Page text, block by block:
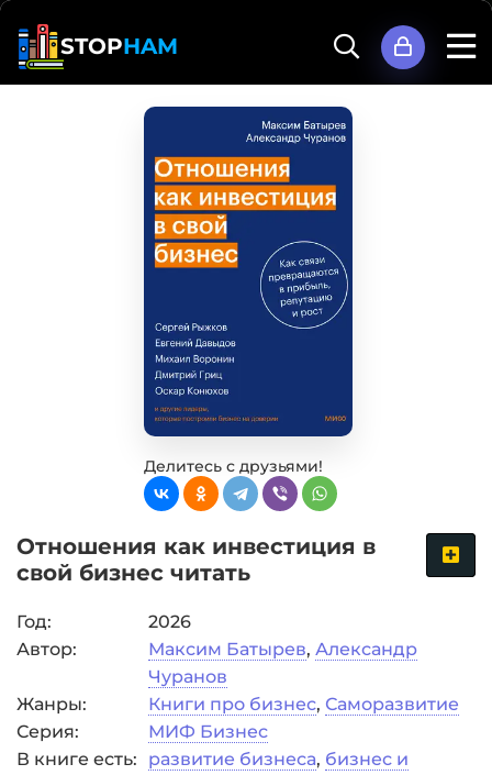
STOPHAM
Делитесь с друзьями!
Отношения как инвестиция в
свой бизнес читать
Год:
2026
Автор:
Максим Батырев, Александр
Чуранов
Жанры:
Книги про бизнес, Саморазвитие
Серия:
МИФ Бизнес
В книге есть:
развитие бизнеса, бизнес и